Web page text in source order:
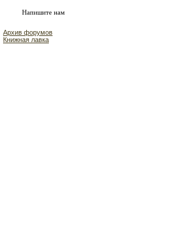
Напишите нам
Архив форумов
Книжная лавка